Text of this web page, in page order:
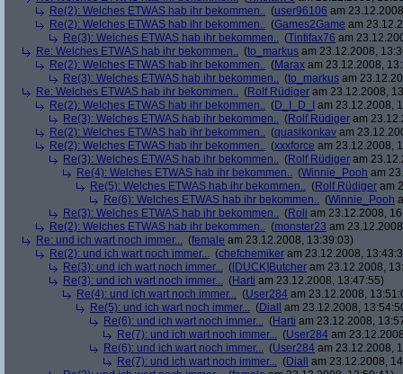
Re(2): Welches ETWAS hab ihr bekommen.. (user96106 am
Re(2): Welches ETWAS hab ihr bekommen.. (Games2Game am
Re(3): Welches ETWAS hab ihr bekommen.. (Tintifax76 am
Re: Welches ETWAS hab ihr bekommen.. (to_markus am 23.12.2008,
Re(2): Welches ETWAS hab ihr bekommen.. (Marax am 23.12.2008,
Re(3): Welches ETWAS hab ihr bekommen.. (to_markus am
Re: Welches ETWAS hab ihr bekommen.. (Rolf Rüdiger am 23.12.2008,
Re(2): Welches ETWAS hab ihr bekommen.. (D_I_D_I
am 23.12.2008,
Re(3): Welches ETWAS hab ihr bekommen.. (Rolf Rüdiger am
Re(2): Welches ETWAS hab ihr bekommen.. (quasikonkav am
Re(2): Welches ETWAS hab ihr bekommen.. (xxxforce am 23.12.2008,
Re(3): Welches ETWAS hab ihr bekommen.. (Rolf Rüdiger am
Re(4): Welches ETWAS hab ihr bekommen.. (Winnie_Pooh am
Re(5): Welches ETWAS hab ihr bekommen.. (Rolf Rüdiger am
Re(6): Welches ETWAS hab ihr bekommen.. (Winnie_Pooh
Re(3): Welches ETWAS hab ihr bekommen.. (Roli am 23.12.2008,
Re(2): Welches ETWAS hab ihr bekommen.. (monster23 am
Re: und ich wart noch immer... (female am 23.12.2008, 13:39:03)
Re(2): und ich wart noch immer... (chefchemiker am 23.12.2008,
Re(3): und ich wart noch immer... ([DUCK]Butcher am 23.12.2008,
Re(3): und ich wart noch immer... (Harti am 23.12.2008, 13:47:55)
Re(4): und ich wart noch immer... (User284 am 23.12.2008,
Re(5): und ich wart noch immer... (Diall
am 23.12.2008,
Re(6): und ich wart noch immer... (Harti am 23.12.2008,
Re(7): und ich wart noch immer... (User284 am
Re(6): und ich wart noch immer... (User284 am 23.12.2008,
Re(7): und ich wart noch immer... (Diall
am 23.12.2008,